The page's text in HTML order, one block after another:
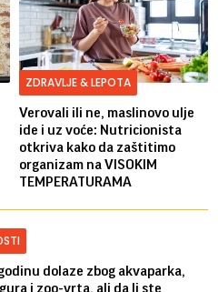
ZDRAVLJE & LEPOTA
Verovali ili ne, maslinovo ulje
ide i uz voće: Nutricionista
otkriva kako da zaštitimo
organizam na VISOKIM
TEMPERATURAMA
dolaze zbog akvaparka,
i zoo-vrta, ali da li ste